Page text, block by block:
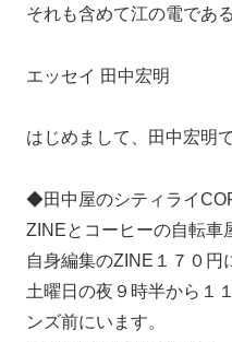
それも含めて江の電であ
エッセイ 田中宏明
はじめまして、田中宏明で
◆田中屋のシティライ
ZINEとコーヒーの自転車
自身編集のZINE１７０円
土曜日の夜９時半から１
ンズ前にいます。